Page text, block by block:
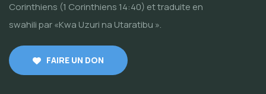
Corinthiens (1 Corinthiens 14:40) et traduite en
swahili par «Kwa Uzuri na Utaratibu ».
FAIRE UN DON